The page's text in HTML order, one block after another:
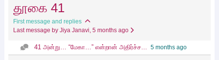
தூகை 41
First message and replies
Last message by Jiya Janavi, 5 months ago
41 அன்று… “மேகா…” என்றான் அதிர்ச்ச... 5 months ago